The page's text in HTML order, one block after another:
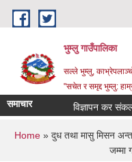
Skip to main content
भुम्लु गाउँपालिका
सल्ले भुम्लु,
"सचेत र समृद्द भुम्लु:
समाचार विज्ञापन कर
You are here
Home» दुध तथा मासु मिसन
जम्मा